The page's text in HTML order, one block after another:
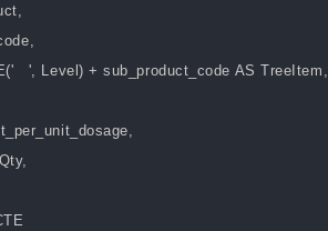
', Level) + sub_product_code AS TreeItem,